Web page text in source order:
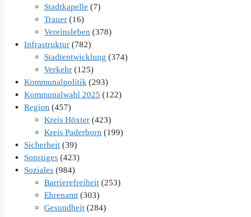
Stadtkapelle (7)
Trauer (16)
Vereinsleben (378)
Infrastruktur (782)
Stadtentwicklung (374)
Verkehr (125)
Kommunalpolitik (293)
Kommunalwahl 2025 (122)
Region (457)
Kreis Höxter (423)
Kreis Paderborn (199)
Sicherheit (39)
Sonstiges (423)
Soziales (984)
Barrierefreiheit (253)
Ehrenamt (303)
Gesundheit (284)